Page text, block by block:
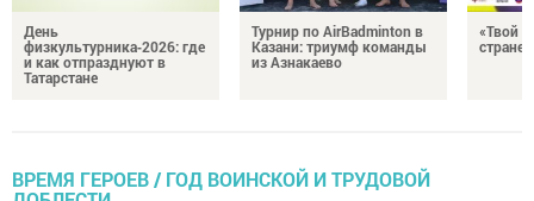
День
физкультурника‑2026: где
и как отпразднуют в
Татарстане
Турнир по AirBadminton в
Казани: триумф команды
из Азнакаево
«Твой
стране!
ВРЕМЯ ГЕРОЕВ / ГОД ВОИНСКОЙ И ТРУДОВОЙ